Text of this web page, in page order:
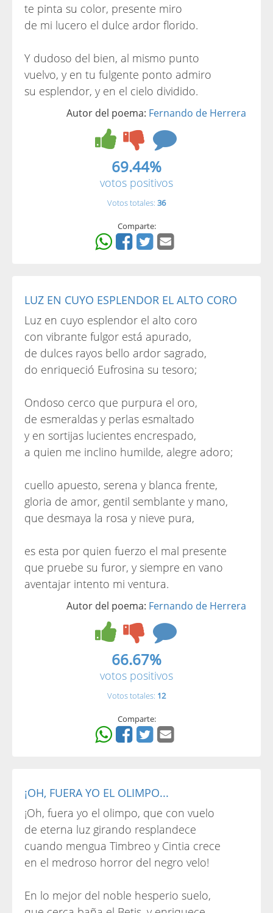
te pinta su color, presente miro
de mi lucero el dulce ardor florido.
Y dudoso del bien, al mismo punto
vuelvo, y en tu fulgente ponto admiro
su esplendor, y en el cielo dividido.
Autor del poema: Fernando de Herrera
69.44%
votos positivos
Votos totales: 36
Comparte:
LUZ EN CUYO ESPLENDOR EL ALTO CORO
Luz en cuyo esplendor el alto coro
con vibrante fulgor está apurado,
de dulces rayos bello ardor sagrado,
do enriqueció Eufrosina su tesoro;
Ondoso cerco que purpura el oro,
de esmeraldas y perlas esmaltado
y en sortijas lucientes encrespado,
a quien me inclino humilde, alegre adoro;
cuello apuesto, serena y blanca frente,
gloria de amor, gentil semblante y mano,
que desmaya la rosa y nieve pura,
es esta por quien fuerzo el mal presente
que pruebe su furor, y siempre en vano
aventajar intento mi ventura.
Autor del poema: Fernando de Herrera
66.67%
votos positivos
Votos totales: 12
Comparte:
¡OH, FUERA YO EL OLIMPO...
¡Oh, fuera yo el olimpo, que con vuelo
de eterna luz girando resplandece
cuando mengua Timbreo y Cintia crece
en el medroso horror del negro velo!
En lo mejor del noble hesperio suelo,